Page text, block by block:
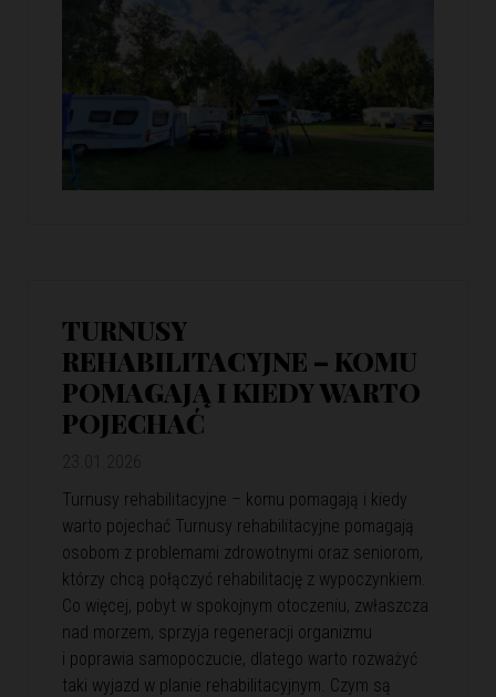
TURNUSY
REHABILITACYJNE – KOMU
POMAGAJĄ I KIEDY WARTO
POJECHAĆ
Turnusy rehabilitacyjne – komu pomagają i kiedy
warto pojechać Turnusy rehabilitacyjne pomagają
osobom z problemami zdrowotnymi oraz seniorom,
którzy chcą połączyć rehabilitację z wypoczynkiem.
Co więcej, pobyt w spokojnym otoczeniu, zwłaszcza
nad morzem, sprzyja regeneracji organizmu
i poprawia samopoczucie, dlatego warto rozważyć
taki wyjazd w planie rehabilitacyjnym. Czym są